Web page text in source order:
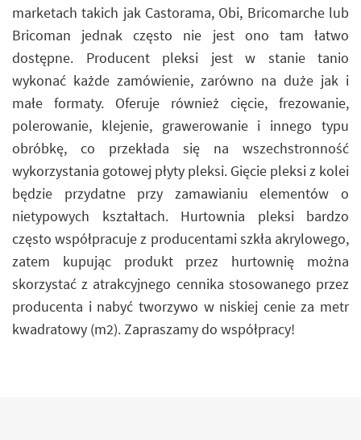
marketach takich jak Castorama, Obi, Bricomarche lub
Bricoman jednak często nie jest ono tam łatwo
dostępne. Producent pleksi jest w stanie tanio
wykonać każde zamówienie, zarówno na duże jak i
małe formaty. Oferuje również cięcie, frezowanie,
polerowanie, klejenie, grawerowanie i innego typu
obróbkę, co przekłada się na wszechstronność
wykorzystania gotowej płyty pleksi. Gięcie pleksi z kolei
będzie przydatne przy zamawianiu elementów o
nietypowych kształtach. Hurtownia pleksi bardzo
często współpracuje z producentami szkła akrylowego,
zatem kupując produkt przez hurtownię można
skorzystać z atrakcyjnego cennika stosowanego przez
producenta i nabyć tworzywo w niskiej cenie za metr
kwadratowy (m2). Zapraszamy do współpracy!